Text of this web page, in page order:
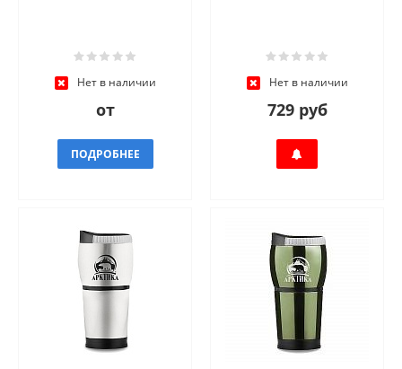
Нет в наличии
от
ПОДРОБНЕЕ
Нет в наличии
729 руб